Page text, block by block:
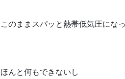
このままスパッと熱帯低気圧にな
ほんと何もできないし